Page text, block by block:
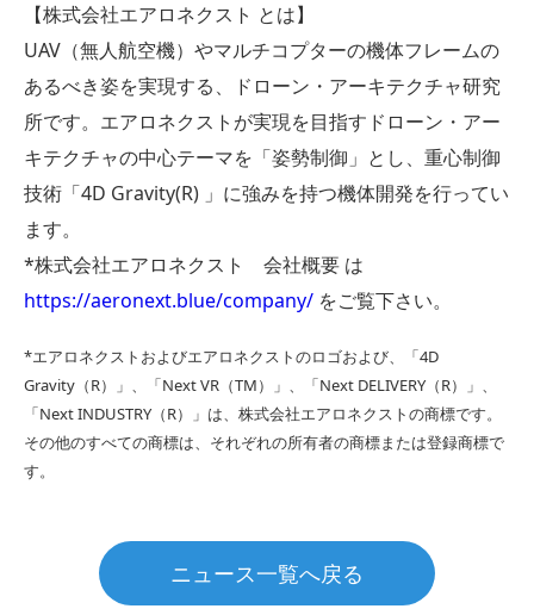
【株式会社エアロネクスト とは】
UAV（無人航空機）やマルチコプターの機体フレームの
あるべき姿を実現する、ドローン・アーキテクチャ研究
所です。エアロネクストが実現を目指すドローン・アー
キテクチャの中心テーマを「姿勢制御」とし、重心制御
技術「4D Gravity(R) 」に強みを持つ機体開発を行ってい
ます。
*株式会社エアロネクスト 会社概要 は
https://aeronext.blue/company/ をご覧下さい。
*エアロネクストおよびエアロネクストのロゴおよび、「4D
Gravity（R）」、「Next VR（TM）」、「Next DELIVERY（R）」、
「Next INDUSTRY（R）」は、株式会社エアロネクストの商標です。
その他のすべての商標は、それぞれの所有者の商標または登録商標で
す。
ニュース一覧へ戻る